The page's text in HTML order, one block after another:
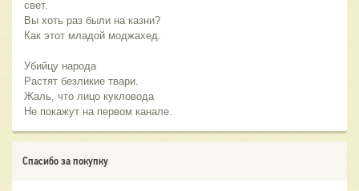
свет.
Вы хоть раз были на казни?
Как этот младой моджахед.
Убийцу народа
Растят безликие твари.
Жаль, что лицо кукловода
Не покажут на первом канале.
Спасибо за покупку